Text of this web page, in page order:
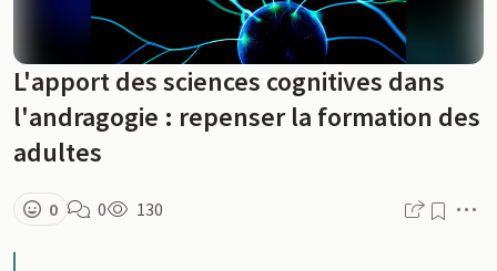
L'apport des sciences cognitives dans
l'andragogie : repenser la formation des
adultes
0 0 130